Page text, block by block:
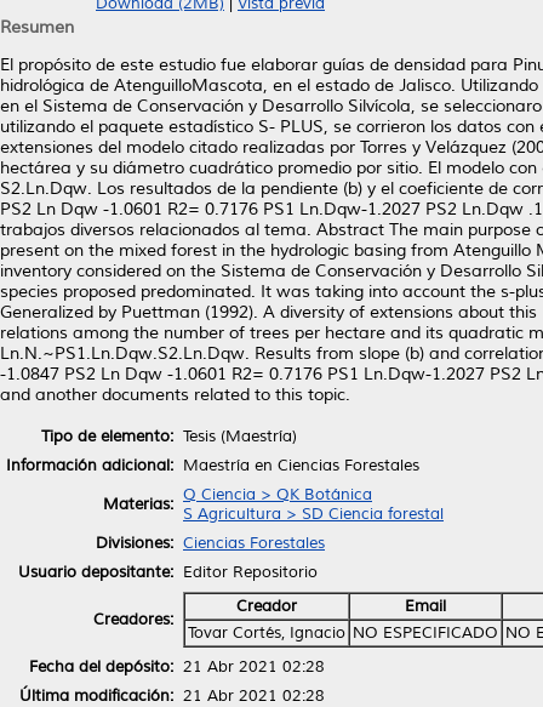
Resumen
El propósito de este estudio fue elaborar guías de densidad para
hidrológica de AtenguilloMascota, en el estado de Jalisco.
en el Sistema de Conservación y Desarrollo Silvícola, se
utilizando el paquete estadístico S- PLUS, se corrieron los datos
extensiones del modelo citado realizadas por Torres y Velázquez
hectárea y su diámetro cuadrático promedio por sitio. El modelo
S2.Ln.Dqw. Los resultados de la pendiente (b) y el coeficiente de
PS2 Ln Dqw -1.0601 R2= 0.7176 PS1 Ln.Dqw-1.2027 PS2 Ln.Dqw
trabajos diversos relacionados al tema. Abstract The main
present on the mixed forest in the hydrologic basing from
inventory considered on the Sistema de Conservación y Desarrollo
species proposed predominated. It was taking into account the s-
Generalized by Puettman (1992). A diversity of extensions about
relations among the number of trees per hectare and its quadratic
Ln.N.~PS1.Ln.Dqw.S2.Ln.Dqw. Results from slope (b) and
-1.0847 PS2 Ln Dqw -1.0601 R2= 0.7176 PS1 Ln.Dqw-1.2027 PS2
and another documents related to this topic.
Tipo de elemento: Tesis (Maestría)
Información adicional: Maestría en Ciencias Forestales
Materias: Q Ciencia > QK Botánica
S Agricultura > SD Ciencia forestal
Divisiones: Ciencias Forestales
Usuario depositante: Editor Repositorio
Creadores:
Creador
Email
Tovar Cortés, Ignacio NO ESPECIFICADO NO
Fecha del depósito: 21 Abr 2021 02:28
Última modificación: 21 Abr 2021 02:28